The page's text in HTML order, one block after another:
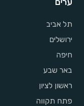
תל אביב
ירושלים
חיפה
באר שבע
ראשון לציון
פתח תקווה